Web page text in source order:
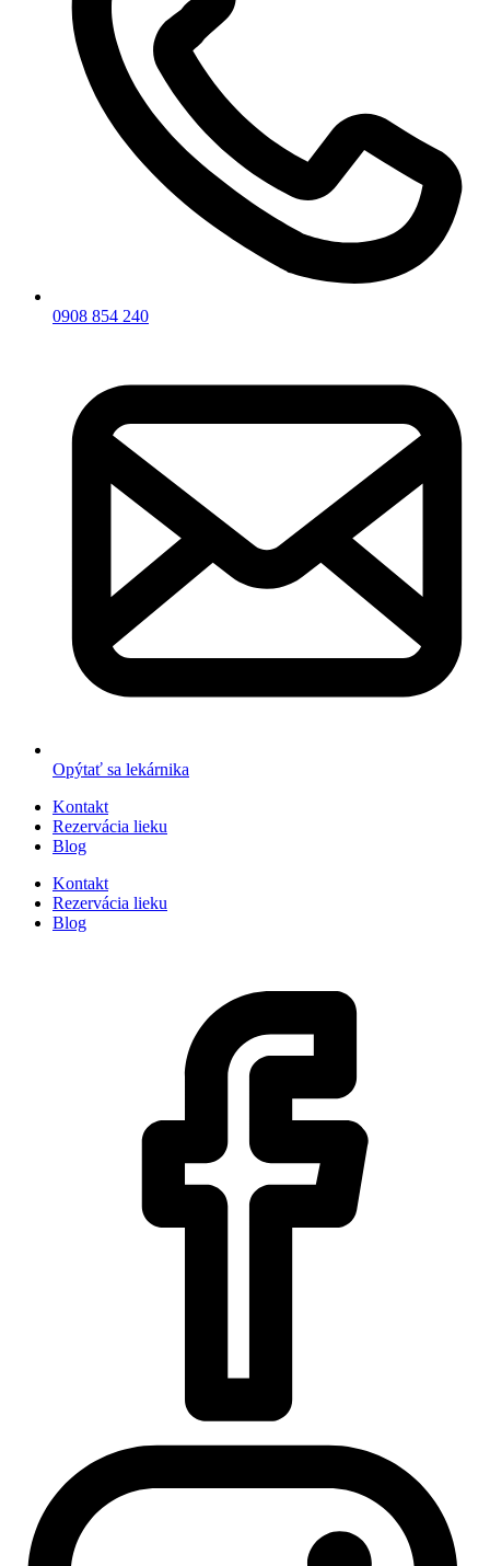
0908 854 240
Opýtať sa lekárnika
Kontakt
Rezervácia lieku
Blog
Kontakt
Rezervácia lieku
Blog